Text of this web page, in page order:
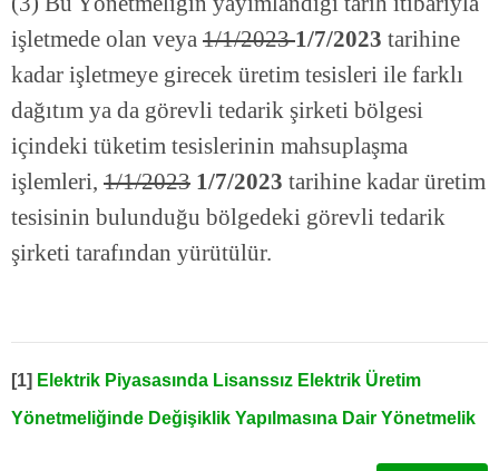
işletmede olan veya 1/1/20231/7/2023 tarihine
kadar işletmeye girecek üretim tesisleri ile farklı
dağıtım ya da görevli tedarik şirketi bölgesi
içindeki tüketim tesislerinin mahsuplaşma
işlemleri, 1/1/2023 1/7/2023 tarihine kadar üretim
tesisinin bulunduğu bölgedeki görevli tedarik
şirketi tarafından yürütülür.
[1] Elektrik Piyasasında Lisanssız Elektrik Üretim
Yönetmeliğinde Değişiklik Yapılmasına Dair Yönetmelik